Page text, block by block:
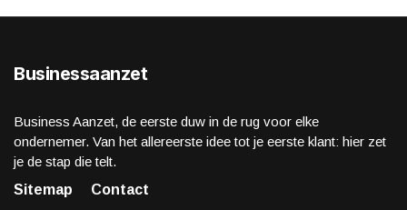
Businessaanzet
Business Aanzet, de eerste duw in de rug voor elke
ondernemer. Van het allereerste idee tot je eerste klant: hier zet
je de stap die telt.
Sitemap
Contact